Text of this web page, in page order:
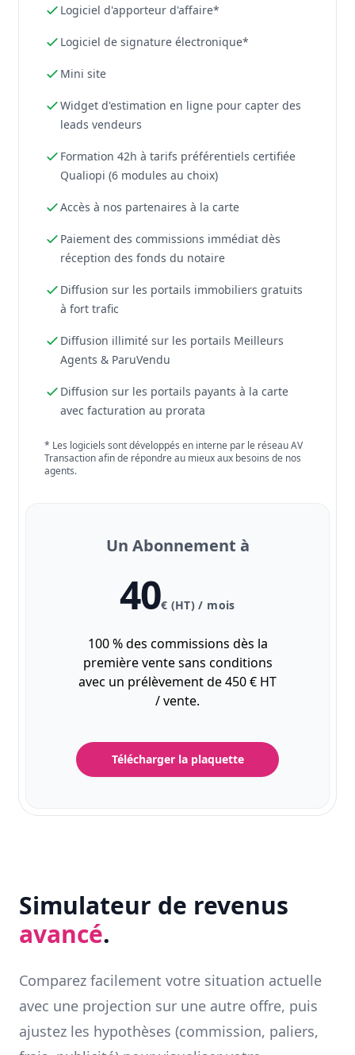
Logiciel d'apporteur d'affaire*
Logiciel de signature électronique*
Mini site
Widget d'estimation en ligne pour capter des
leads vendeurs
Formation 42h à tarifs préférentiels certifiée
Qualiopi (6 modules au choix)
Accès à nos partenaires à la carte
Paiement des commissions immédiat dès
réception des fonds du notaire
Diffusion sur les portails immobiliers gratuits
à fort trafic
Diffusion illimité sur les portails Meilleurs
Agents & ParuVendu
Diffusion sur les portails payants à la carte
avec facturation au prorata
* Les logiciels sont développés en interne par le réseau AV
Transaction afin de répondre au mieux aux besoins de nos
agents.
Un Abonnement à
40€ (HT) / mois
100 % des commissions dès la
première vente sans conditions
avec un prélèvement de 450 € HT
/ vente.
Télécharger la plaquette
Simulateur de revenus
avancé.
Comparez facilement votre situation actuelle
avec une projection sur une autre offre, puis
ajustez les hypothèses (commission, paliers,